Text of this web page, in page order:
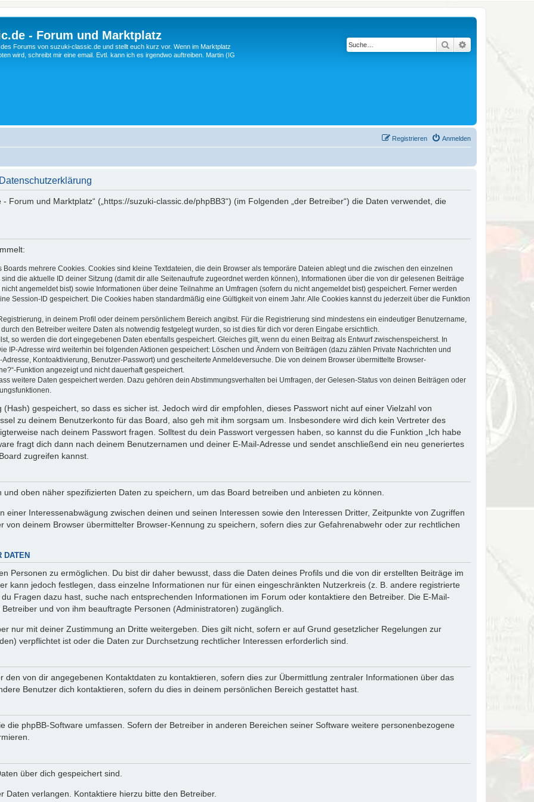
- Forum und Marktplatz
Forums von suzuki-classic.de und stellt euch kurz vor. Wenn im Marktplatz
wird, schreibt mir eine email. Evtl. kann ich es irgendwo auftreiben. Martin (IG
Suche Erweiterte Suche
Anmelden
Registrieren
Forum und Marktplatz“ („https://suzuki-classic.de/phpBB3“) (im Folgenden „der Betreiber“) die Daten verwendet, die
mehrere Cookies. Cookies sind kleine Textdateien, die dein Browser als temporäre Dateien ablegt und die zwischen den einzelnen
die aktuelle ID deiner Sitzung (damit dir alle Seitenaufrufe zugeordnet werden können), Informationen über die von dir gelesenen Beiträge
angemeldet bist) sowie Informationen über deine Teilnahme an Umfragen (sofern du nicht angemeldet bist) gespeichert. Ferner werden
Session-ID gespeichert. Die Cookies haben standardmäßig eine Gültigkeit von einem Jahr. Alle Cookies kannst du jederzeit über die Funktion
in deinem Profil oder deinem persönlichem Bereich angibst. Für die Registrierung sind mindestens ein eindeutiger Benutzername,
den Betreiber weitere Daten als notwendig festgelegt wurden, so ist dies für dich vor deren Eingabe ersichtlich.
so werden die dort eingegebenen Daten ebenfalls gespeichert. Gleiches gilt, wenn du einen Beitrag als Entwurf zwischenspeicherst. In
IP-Adresse wird weiterhin bei folgenden Aktionen gespeichert: Löschen und Ändern von Beiträgen (dazu zählen Private Nachrichten und
Kontoaktivierung, Benutzer-Passwort) und gescheiterte Anmeldeversuche. Die von deinem Browser übermittelte Browser-
Funktion angezeigt und nicht dauerhaft gespeichert.
weitere Daten gespeichert werden. Dazu gehören dein Abstimmungsverhalten bei Umfragen, der Gelesen-Status von deinen Beiträgen oder
gespeichert, so dass es sicher ist. Jedoch wird dir empfohlen, dieses Passwort nicht auf einer Vielzahl von
zu deinem Benutzerkonto für das Board, also geh mit ihm sorgsam um. Insbesondere wird dich kein Vertreter des
nach deinem Passwort fragen. Solltest du dein Passwort vergessen haben, so kannst du die Funktion „Ich habe
fragt dich dann nach deinem Benutzernamen und deiner E-Mail-Adresse und sendet anschließend ein neu generiertes
zugreifen kannst.
oben näher spezifizierten Daten zu speichern, um das Board betreiben und anbieten zu können.
einer Interessenabwägung zwischen deinen und seinen Interessen sowie den Interessen Dritter, Zeitpunkte von Zugriffen
von deinem Browser übermittelter Browser-Kennung zu speichern, sofern dies zur Gefahrenabwehr oder zur rechtlichen
DATEN
Personen zu ermöglichen. Du bist dir daher bewusst, dass die Daten deines Profils und die von dir erstellten Beiträge im
kann jedoch festlegen, dass einzelne Informationen nur für einen eingeschränkten Nutzerkreis (z. B. andere registrierte
Fragen dazu hast, suche nach entsprechenden Informationen im Forum oder kontaktiere den Betreiber. Die E-Mail-
und von ihm beauftragte Personen (Administratoren) zugänglich.
nur mit deiner Zustimmung an Dritte weitergeben. Dies gilt nicht, sofern er auf Grund gesetzlicher Regelungen zur
verpflichtet ist oder die Daten zur Durchsetzung rechtlicher Interessen erforderlich sind.
von dir angegebenen Kontaktdaten zu kontaktieren, sofern dies zur Übermittlung zentraler Informationen über das
Benutzer dich kontaktieren, sofern du dies in deinem persönlichen Bereich gestattet hast.
die phpBB-Software umfassen. Sofern der Betreiber in anderen Bereichen seiner Software weitere personenbezogene
über dich gespeichert sind.
Daten verlangen. Kontaktiere hierzu bitte den Betreiber.